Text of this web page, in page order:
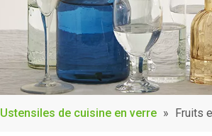
Ustensiles de cuisine en verre » Fruits